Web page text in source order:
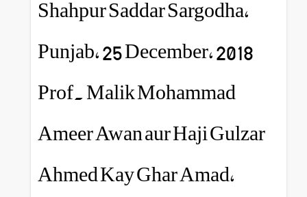
Shahpur Saddar
Punjab, 25 December,
Prof. Malik
Ameer Awan aur Haji
Ahmed Kay Ghar